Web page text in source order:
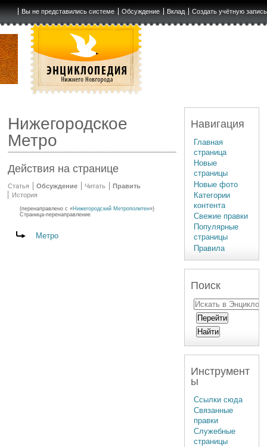
Вы не представились системе Обсуждение Вклад Создать учётную запись
Нижегородское
Метро
Действия на странице
Статья Обсуждение Читать
Править
История
(перенаправлено с «Нижегородский Метрополитен»)
Страница-перенаправление
Перенаправление на:
Метро
Навигация
Главная
страница
Новые
страницы
Новые фото
Категории
контента
Свежие правки
Популярные
страницы
Правила
Поиск
Инструмент
ы
Ссылки сюда
Связанные
правки
Служебные
страницы